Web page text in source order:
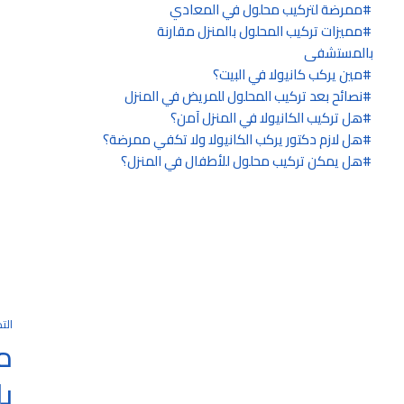
ممرضة لتركيب محلول في المعادي
مميزات تركيب المحلول بالمنزل مقارنة
بالمستشفى
مين يركب كانيولا في البيت؟
نصائح بعد تركيب المحلول للمريض في المنزل
هل تركيب الكانيولا في المنزل آمن؟
هل لازم دكتور يركب الكانيولا ولا تكفي ممرضة؟
هل يمكن تركيب محلول للأطفال في المنزل؟